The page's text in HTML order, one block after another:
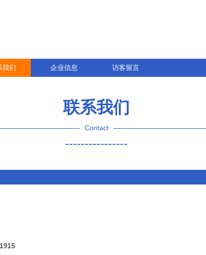
我们 企业信息 访客留言
联系我们
Contact
----------------